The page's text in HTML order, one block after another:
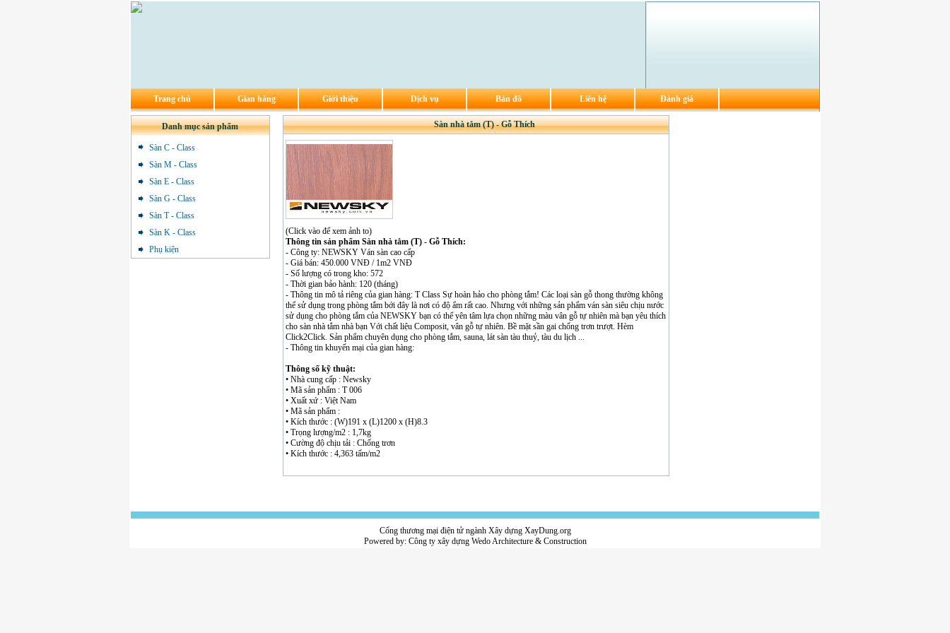
Trang chủ Gian hàng Giới thiệu Dịch vụ Bản đồ Liên hệ Đánh giá
Danh mục sản phẩm
Sàn C - Class
Sàn M - Class
Sàn E - Class
Sàn G - Class
Sàn T - Class
Sàn K - Class
Phụ kiện
Sàn nhà tắm (T) - Gỗ Thích
(Click vào để xem ảnh to)
Thông tin sản phẩm Sàn nhà tắm (T) - Gỗ Thích:
- Công ty: NEWSKY Ván sàn cao cấp
- Giá bán: 450.000 VNĐ / 1m2 VNĐ
- Số lượng có trong kho: 572
- Thời gian bảo hành: 120 (tháng)
- Thông tin mô tả riêng của gian hàng: T Class Sự hoàn hảo cho phòng tắm! Các loại sàn gỗ thong thường không
thể sử dụng trong phòng tắm bới đây là nơi có độ ẩm rất cao. Nhưng với những sản phẩm ván sàn siêu chịu nước
sử dụng cho phòng tắm của NEWSKY bạn có thể yên tâm lựa chọn những màu vân gỗ tự nhiên mà bạn yêu thích
cho sàn nhà tắm nhà bạn Với chất liệu Composit, vân gỗ tự nhiên. Bề mặt sần gai chống trơn trượt. Hèm
Click2Click. Sản phẩm chuyên dụng cho phòng tắm, sauna, lát sàn tàu thuỷ, tàu du lịch ...
- Thông tin khuyến mại của gian hàng:
Thông số kỹ thuật:
• Nhà cung cấp : Newsky
• Mã sản phẩm : T 006
• Xuất xứ : Việt Nam
• Mã sản phẩm :
• Kích thước : (W)191 x (L)1200 x (H)8.3
• Trọng lượng/m2 : 1,7kg
• Cường độ chịu tải : Chống trơn
• Kích thước : 4,363 tấm/m2
Cổng thương mại điện tử ngành Xây dựng XayDung.org
Powered by: Công ty xây dựngWedo Architecture & Construction